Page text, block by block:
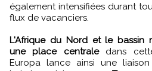
également intensifiées durant
flux de vacanciers.
L'Afrique du Nord et le bassin
une place centraledans
Europa lance ainsi une